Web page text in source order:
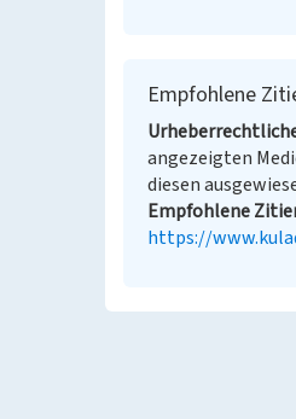
Empfohlene
angezeigten
diesen
Empfohlene
https://